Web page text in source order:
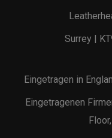
Surrey |
Eingetragen in
Eingetragenen